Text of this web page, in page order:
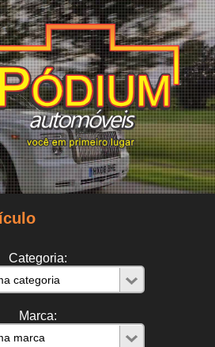
Categoria:
Marca: